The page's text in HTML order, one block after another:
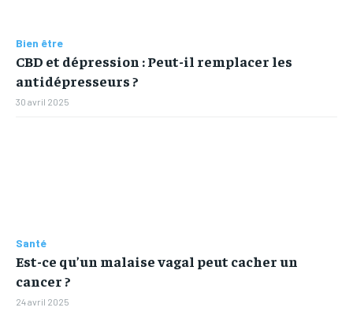
Bien être
CBD et dépression : Peut-il remplacer les
antidépresseurs ?
30 avril 2025
Santé
Est-ce qu’un malaise vagal peut cacher un
cancer ?
24 avril 2025